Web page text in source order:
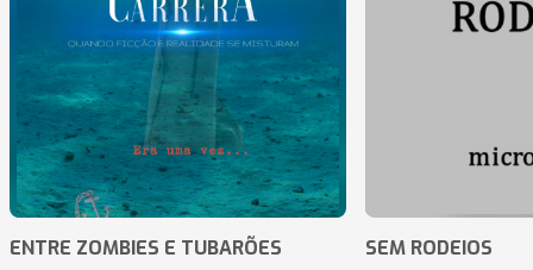
ENTRE ZOMBIES E TUBARÕES SEM RODEIOS